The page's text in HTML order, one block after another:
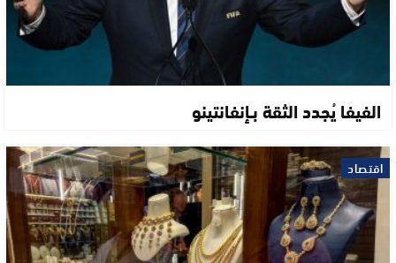
الفيفا يُجدد الثقة بـإنفانتينو
اقتصاد